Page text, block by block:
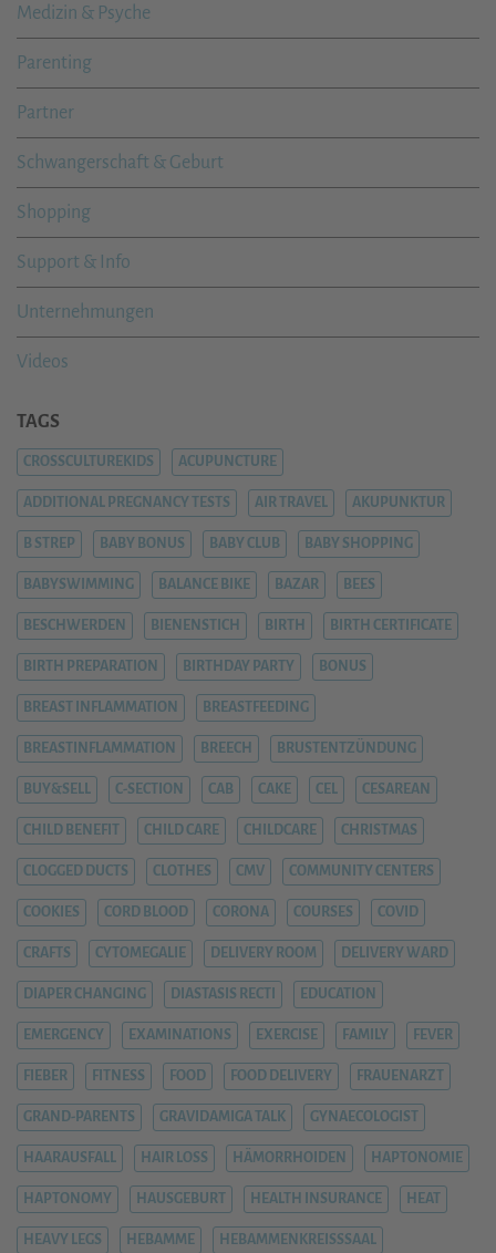
Medizin & Psyche
Parenting
Partner
Schwangerschaft & Geburt
Shopping
Support & Info
Unternehmungen
Videos
TAGS
CROSSCULTUREKIDS ACUPUNCTURE
ADDITIONAL PREGNANCY TESTS AIR TRAVEL AKUPUNKTUR
B STREP BABY BONUS BABY CLUB BABY SHOPPING
BABYSWIMMING BALANCE BIKE BAZAR BEES
BESCHWERDEN BIENENSTICH BIRTH BIRTH CERTIFICATE
BIRTH PREPARATION BIRTHDAY PARTY BONUS
BREAST INFLAMMATION BREASTFEEDING
BREASTINFLAMMATION BREECH BRUSTENTZÜNDUNG
BUY&SELL C-SECTION CAB CAKE CEL CESAREAN
CHILD BENEFIT CHILD CARE CHILDCARE CHRISTMAS
CLOGGED DUCTS CLOTHES CMV COMMUNITY CENTERS
COOKIES CORD BLOOD CORONA COURSES COVID
CRAFTS CYTOMEGALIE DELIVERY ROOM DELIVERY WARD
DIAPER CHANGING DIASTASIS RECTI EDUCATION
EMERGENCY EXAMINATIONS EXERCISE FAMILY FEVER
FIEBER FITNESS FOOD FOOD DELIVERY FRAUENARZT
GRAND-PARENTS GRAVIDAMIGA TALK GYNAECOLOGIST
HAARAUSFALL HAIR LOSS HÄMORRHOIDEN HAPTONOMIE
HAPTONOMY HAUSGEBURT HEALTH INSURANCE HEAT
HEAVY LEGS HEBAMME HEBAMMENKREISSSAAL